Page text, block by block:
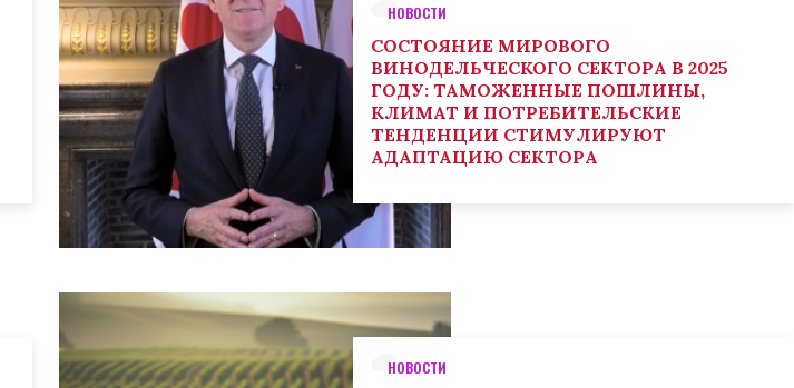
НОВОСТИ
СОСТОЯНИЕ МИРОВОГО
ВИНОДЕЛЬЧЕСКОГО СЕКТОРА В 2025
ГОДУ: ТАМОЖЕННЫЕ ПОШЛИНЫ,
КЛИМАТ И ПОТРЕБИТЕЛЬСКИЕ
ТЕНДЕНЦИИ СТИМУЛИРУЮТ
АДАПТАЦИЮ СЕКТОРА
НОВОСТИ